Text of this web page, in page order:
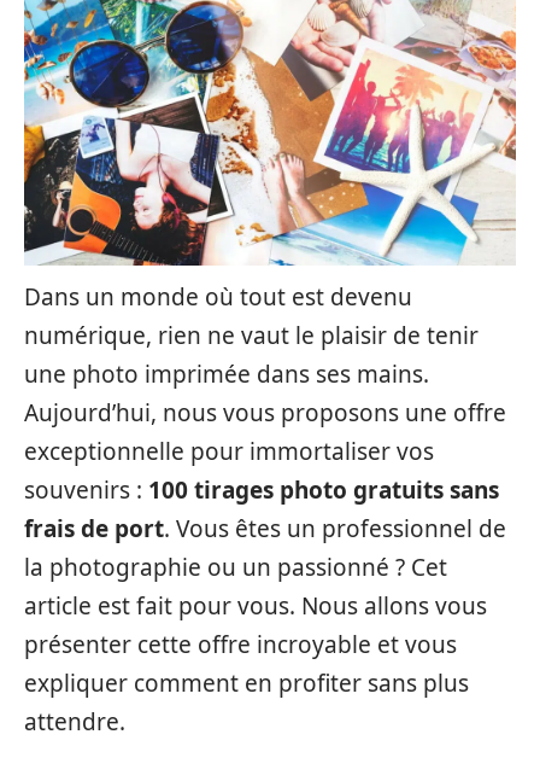
Dans un monde où tout est devenu
numérique, rien ne vaut le plaisir de tenir
une photo imprimée dans ses mains.
Aujourd’hui, nous vous proposons une offre
exceptionnelle pour immortaliser vos
souvenirs : 100 tirages photo gratuits sans
frais de port. Vous êtes un professionnel de
la photographie ou un passionné ? Cet
article est fait pour vous. Nous allons vous
présenter cette offre incroyable et vous
expliquer comment en profiter sans plus
attendre.